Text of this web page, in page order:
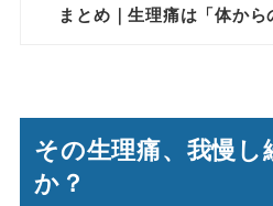
まとめ｜生理痛は「体から
その生理痛、我慢
か？